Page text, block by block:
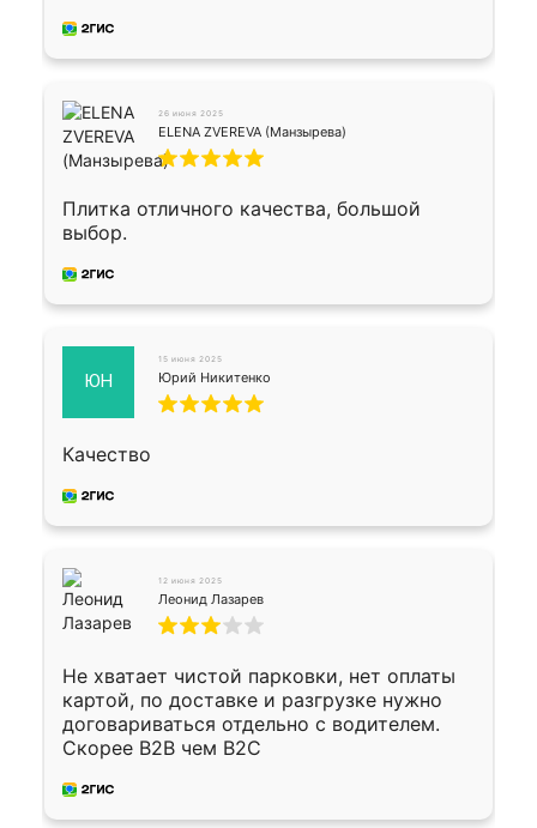
26 июня 2025
ELENA ZVEREVA (Манзырева)
Плитка отличного качества, большой
выбор.
ЮН
15 июня 2025
Юрий Никитенко
Качество
12 июня 2025
Леонид Лазарев
Не хватает чистой парковки, нет оплаты
картой, по доставке и разгрузке нужно
договариваться отдельно с водителем.
Скорее B2B чем B2C